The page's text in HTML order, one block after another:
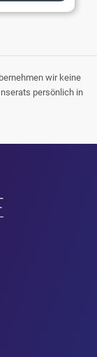
wir keine
persönlich in